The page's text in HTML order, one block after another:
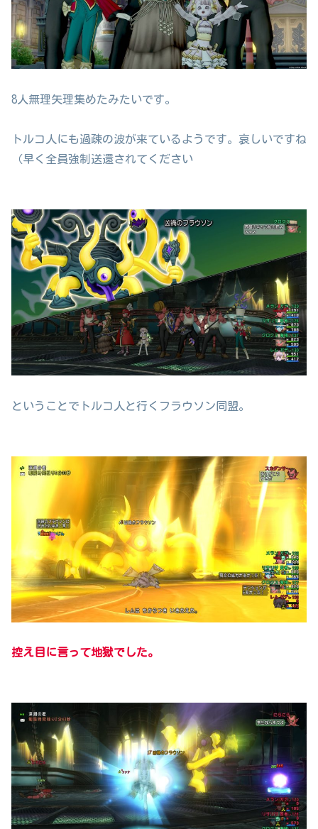
8人無理矢理集めたみたいです。
トルコ人にも過疎の波が来ているようです。哀しいですね
（早く全員強制送還されてください
ということでトルコ人と行くフラウソン同盟。
控え目に言って地獄でした。